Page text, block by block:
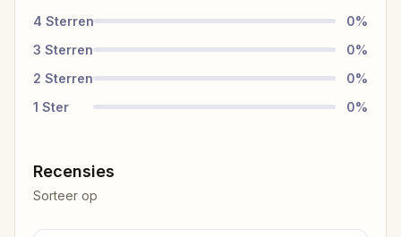
4 Sterren 0%
3 Sterren 0%
2 Sterren 0%
1 Ster 0%
Recensies
Sorteer op